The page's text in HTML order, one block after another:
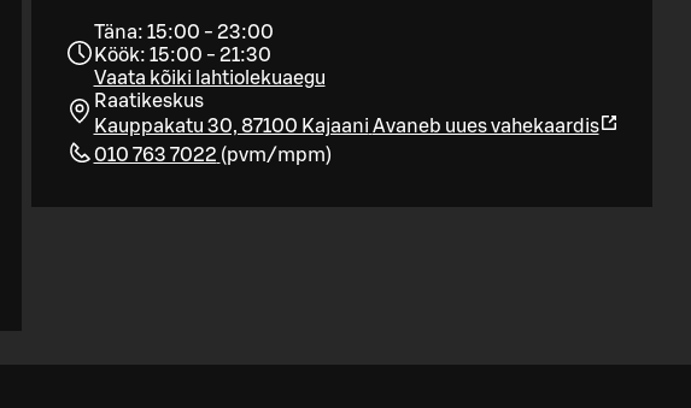
Täna: 15:00 - 23:00
Köök: 15:00 - 21:30
Vaata kõiki lahtiolekuaegu
Raatikeskus
Kauppakatu 30, 87100 Kajaani Avaneb uues vahekaardis
010 763 7022 (pvm/mpm)